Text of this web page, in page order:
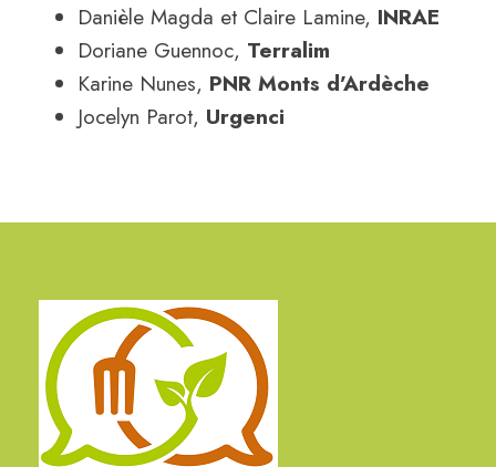
Danièle Magda et Claire Lamine, INRAE
Doriane Guennoc, Terralim
Karine Nunes, PNR Monts d’Ardèche
Jocelyn Parot, Urgenci